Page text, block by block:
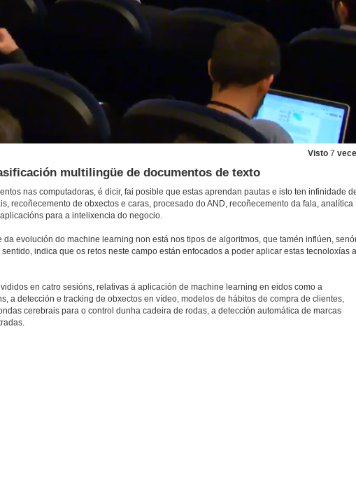
Visto 7
multilingüe de documentos de texto
nas computadoras, é dicir, fai posible que estas aprendan pautas e isto ten infinidade
recoñecemento de obxectos e caras, procesado do AND, recoñecemento da fala, analítica
para a intelixencia do negocio.
evolución do machine learning non está nos tipos de algoritmos, que tamén inflúen,
indica que os retos neste campo están enfocados a poder aplicar estas tecnoloxías a
en catro sesións, relativas á aplicación de machine learning en eidos como a
a detección e tracking de obxectos en vídeo, modelos de hábitos de compra de clientes,
cerebrais para o control dunha cadeira de rodas, a detección automática de marcas